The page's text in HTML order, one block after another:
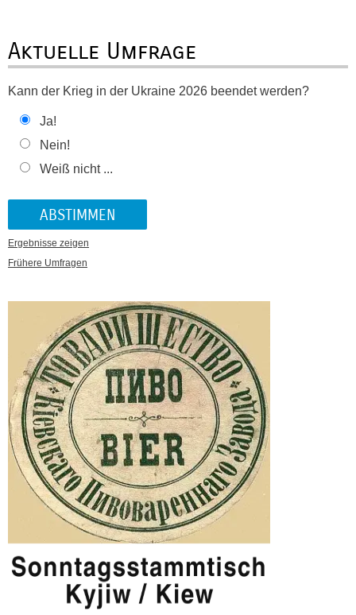
Aktuelle Umfrage
Kann der Krieg in der Ukraine 2026 beendet werden?
Ja!
Nein!
Weiß nicht ...
Ergebnisse zeigen
Frühere Umfragen